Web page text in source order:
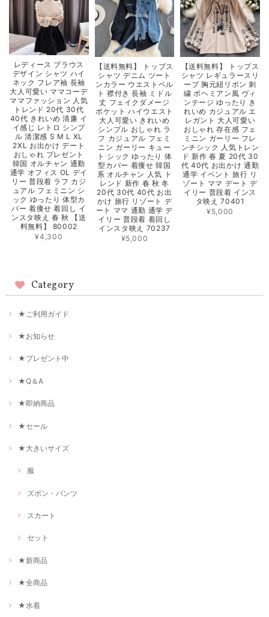
レディース ブラウス
デザイン シャツ ハイ
ネック フレア袖 長袖
大人可愛い ママコーデ
ママファッション 人気
トレンド 20代 30代
40代 きれいめ 清廉 イ
イ感じ レトロ シンプ
ル 清潔感 S M L XL
2XL お出かけ デート
おしゃれ プレゼント
韓国 オルチャン 通勤
通学 オフィス OL デイ
リー 普段着 ラフ カジ
ュアル フェミニン シ
ック ゆったり 体型カ
バー 着痩せ 着回し イ
ンスタ映え 春 秋 【送
料無料】 80002
¥4,300
【送料無料】 トップス
シャツ デニム ツート
ンカラー ウエストベル
ト 襟付き 長袖 ミドル
丈 フェイクダメージ
ポケット ハイウエスト
大人可愛い きれいめ
シンプル おしゃれ ラ
フ カジュアル フェミ
ニン ガーリー キュー
ト シック ゆったり 体
型カバー 着痩せ 韓国
系 オルチャン 人気 ト
レンド 新作 春 秋 冬
20代 30代 40代 お出
かけ 旅行 リゾート デ
ート ママ 通勤 通学 デ
イリー 普段着 着回し
インスタ映え 70237
¥5,000
【送料無料】 トップス
シャツ レギュラースリ
ーブ 胸元紐リボン 刺
繍 ボヘミアン風 ヴィ
ンテージ ゆったり き
れいめ カジュアル エ
レガント 大人可愛い
おしゃれ 存在感 フェ
ミニン ガーリー フレ
ンチシック 人気トレン
ド 新作 春 夏 20代 30
代 40代 お出かけ 通勤
通学 イベント 旅行 リ
ゾート ママ デート デ
イリー 普段着 インス
タ映え 70401
¥5,000
Category
★ご利用ガイド
★お知らせ
★プレゼント中
★Q＆A
★即納商品
★セール
★大きいサイズ
服
ズボン・パンツ
スカート
セット
★新商品
★全商品
★水着